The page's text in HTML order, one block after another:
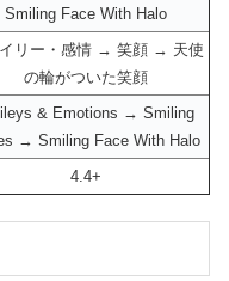
Smiling Face With Halo
リー・感情 → 笑顔 → 天使
の輪がついた笑顔
& Emotions → Smiling
→ Smiling Face With Halo
4.4+